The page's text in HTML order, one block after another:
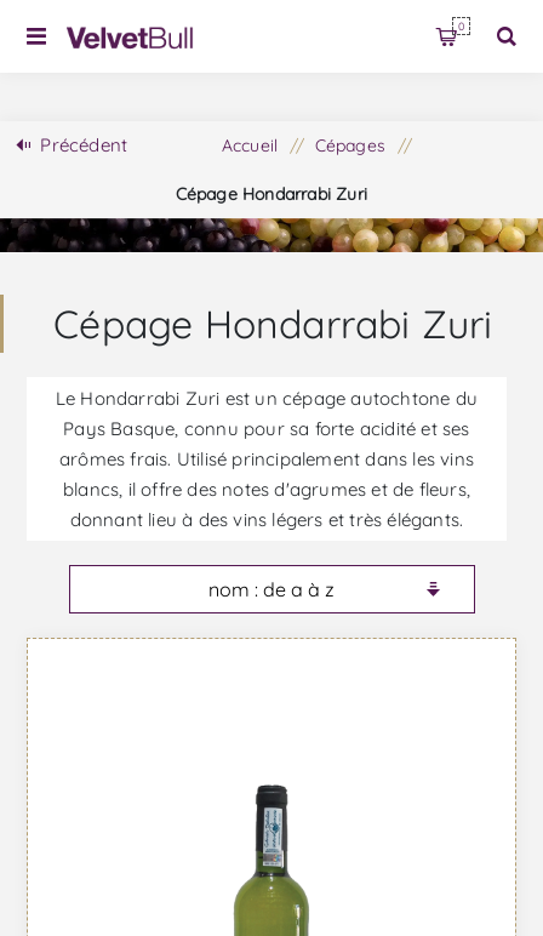
0
Précédent Accueil / Cépages /
Cépage Hondarrabi Zuri
Cépage Hondarrabi Zuri
Le Hondarrabi Zuri est un cépage autochtone du
Pays Basque, connu pour sa forte acidité et ses
arômes frais. Utilisé principalement dans les vins
blancs, il offre des notes d'agrumes et de fleurs,
donnant lieu à des vins légers et très élégants.